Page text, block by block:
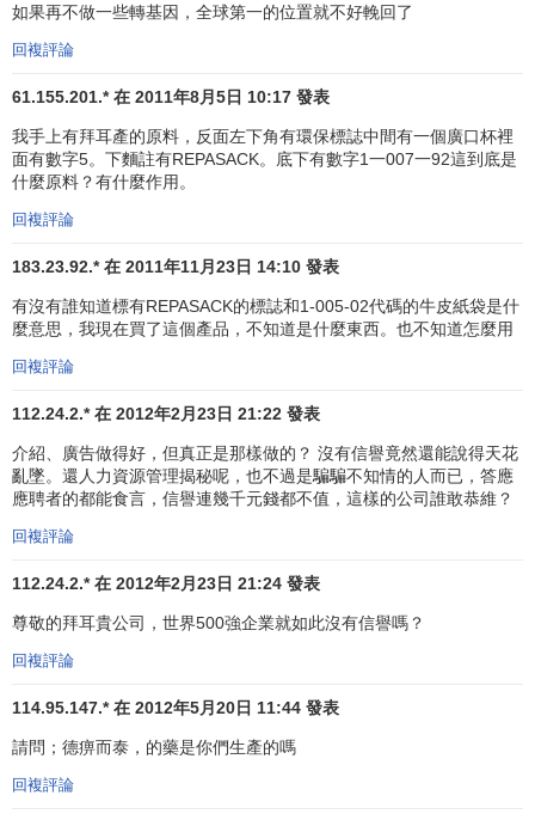
四、特奧會
手拉手活動”開始的。目前拜耳正與特奧會組織開展合作，為
中國的智障人士提供幫助。
在這項活動中，拜耳對北京西城培智學校、崇文培智學
校和上海的上南輔讀學校3所特殊教育學校提供支持和資助。
動員參加。拜耳與這些合作學校的和諧關係還體現在員工志
願者的積極支持，他們與特奧運動員一起參與體育日、保齡
球友誼賽等活動，譜寫了關註智障人士成長的新篇章。
拜耳對特奧事業的關註還延伸到了員工雇佣方面，拜耳
北京企業公關傳媒部聘用了一名畢業於西城培智學校的
特奧友好使者”。
拜耳集團發展簡史
1863年8月1日，商人富黎德里希·拜耳和染料專家約翰·
富黎德里希·威斯考特在巴門 (今天德國烏珀塔爾市的一部分)
家煤焦油染料廠的股份並開始了中間體的出口生意。1876
年，在莫斯科建立了一家廠。1881年7月 1日，拜耳和威斯考
投入生產。
如果再不做一些轉基因，全球第一的位置就不好輓回了
回複評論
61.155.201.* 在 2011年8月5日 10:17 發表
我手上有拜耳產的原料，反面左下角有環保標誌中間有一個廣口杯裡
面有數字5。下麵註有REPASACK。底下有數字1一007一92這到底是
什麼原料？有什麼作用。
回複評論
183.23.92.* 在 2011年11月23日 14:10 發表
有沒有誰知道標有REPASACK的標誌和1-005-02代碼的牛皮紙袋是什
麼意思，我現在買了這個產品，不知道是什麼東西。也不知道怎麼用
回複評論
112.24.2.* 在 2012年2月23日 21:22 發表
介紹、廣告做得好，但真正是那樣做的？ 沒有信譽竟然還能說得天花
亂墜。還人力資源管理揭秘呢，也不過是騙騙不知情的人而已，答應
應聘者的都能食言，信譽連幾千元錢都不值，這樣的公司誰敢恭維？
回複評論
112.24.2.* 在 2012年2月23日 21:24 發表
尊敬的拜耳貴公司，世界500強企業就如此沒有信譽嗎？
回複評論
114.95.147.* 在 2012年5月20日 11:44 發表
請問；德痹而泰，的藥是你們生產的嗎
回複評論